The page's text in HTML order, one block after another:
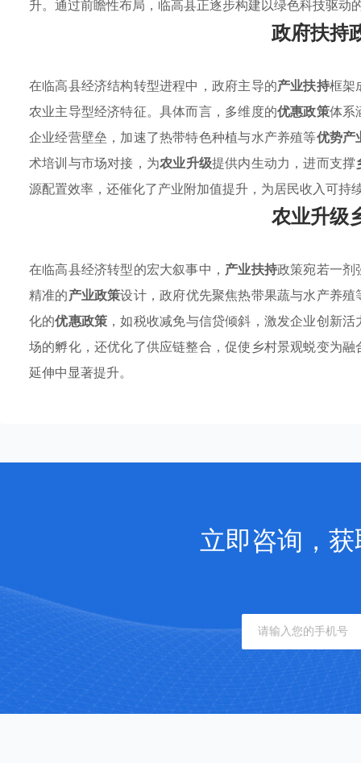
升。通过前瞻性布局，临高县正逐步构建以绿色科技驱动
政府扶持
在临高县经济结构转型进程中，政府主导的产业扶持框架
农业主导型经济特征。具体而言，多维度的优惠政策体系
企业经营壁垒，加速了热带特色种植与水产养殖等优势产
术培训与市场对接，为农业升级提供内生动力，进而支撑
源配置效率，还催化了产业附加值提升，为居民收入可持
农业升级
在临高县经济转型的宏大叙事中， 产业扶持政策宛若一剂
精准的产业政策设计，政府优先聚焦热带果蔬与水产养
化的优惠政策 ，如税收减免与信贷倾斜，激发企业创新
场的孵化，还优化了供应链整合，促使乡村景观蜕变为
延伸中显著提升。
立即咨询，